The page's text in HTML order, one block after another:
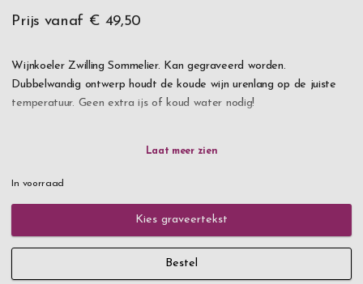
Prijs vanaf € 49,50
Wijnkoeler Zwilling Sommelier. Kan gegraveerd worden.
Dubbelwandig ontwerp houdt de koude wijn urenlang op de juiste
temperatuur. Geen extra ijs of koud water nodig!
In voorraad
Kies graveertekst
Bestel